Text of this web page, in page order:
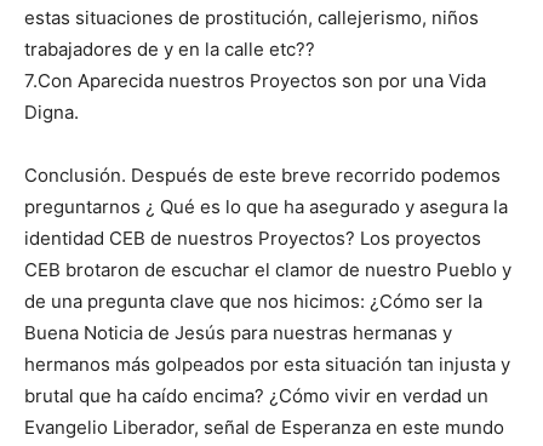
estas situaciones de prostitución, callejerismo, niños
trabajadores de y en la calle etc??
7.Con Aparecida nuestros Proyectos son por una Vida
Digna.
Conclusión. Después de este breve recorrido podemos
preguntarnos ¿ Qué es lo que ha asegurado y asegura la
identidad CEB de nuestros Proyectos? Los proyectos
CEB brotaron de escuchar el clamor de nuestro Pueblo y
de una pregunta clave que nos hicimos: ¿Cómo ser la
Buena Noticia de Jesús para nuestras hermanas y
hermanos más golpeados por esta situación tan injusta y
brutal que ha caído encima? ¿Cómo vivir en verdad un
Evangelio Liberador, señal de Esperanza en este mundo